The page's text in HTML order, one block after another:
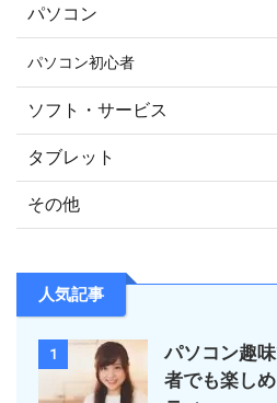
パソコン
パソコン初心者
ソフト・サービス
タブレット
その他
人気記事
1
パソコン趣
者でも楽し